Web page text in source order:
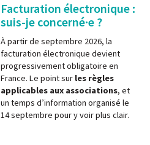
Facturation électronique :
suis-je concerné·e ?
À partir de septembre 2026, la
facturation électronique devient
progressivement obligatoire en
France. Le point sur les règles
applicables aux associations, et
un temps d’information organisé le
14 septembre pour y voir plus clair.